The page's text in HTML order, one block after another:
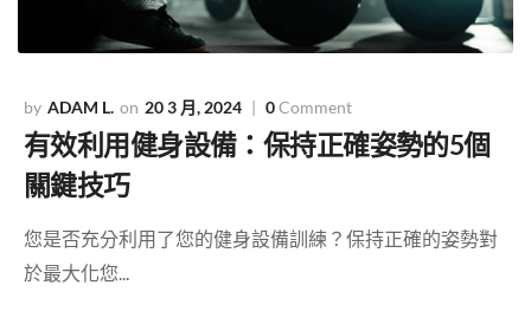
ADAM L. 20 3 月, 2024 0Comment
有效利用健身設備：保持正確姿勢的5個
關鍵技巧
您是否充分利用了您的健身設備訓練？保持正確的姿勢對
於最大化您...